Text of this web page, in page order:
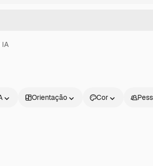
IA
Orientação Cor